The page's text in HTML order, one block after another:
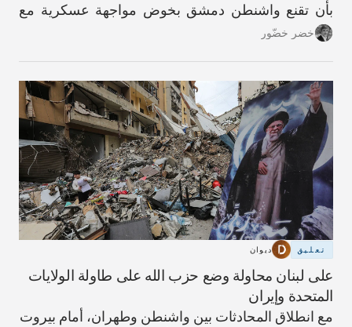
بأن تقنع واشنطن دمشق بخوض مواجهة عسكرية مع
حزب الله، أن يؤدّي إلى عواقب كارثية.
خضر خضّور
تعليق ديوان
على لبنان محاولة وضع حزب الله على طاولة الولايات
المتحدة وإيران
مع انطلاق المحادثات بين واشنطن وطهران، أمام بيروت